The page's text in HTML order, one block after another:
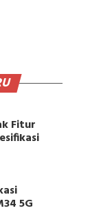
Fitur
5G